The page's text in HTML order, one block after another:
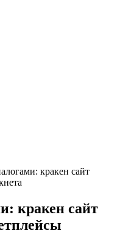
кракен сайт
кракен сайт